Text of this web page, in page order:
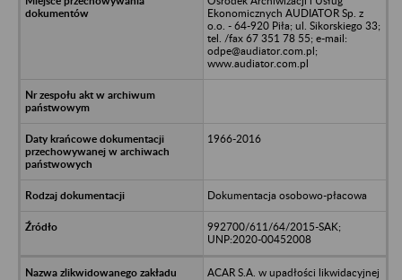
Ekonomicznych AUDIATOR Sp. z
o.o. - 64-920 Piła; ul. Sikorskiego 33;
tel. /fax 67 351 78 55; e-mail:
odpe@audiator.com.pl;
www.audiator.com.pl
1966-2016
Dokumentacja osobowo-płacowa
992700/611/64/2015-SAK;
UNP:2020-00452008
ACAR S.A. w upadłości likwidacyjnej